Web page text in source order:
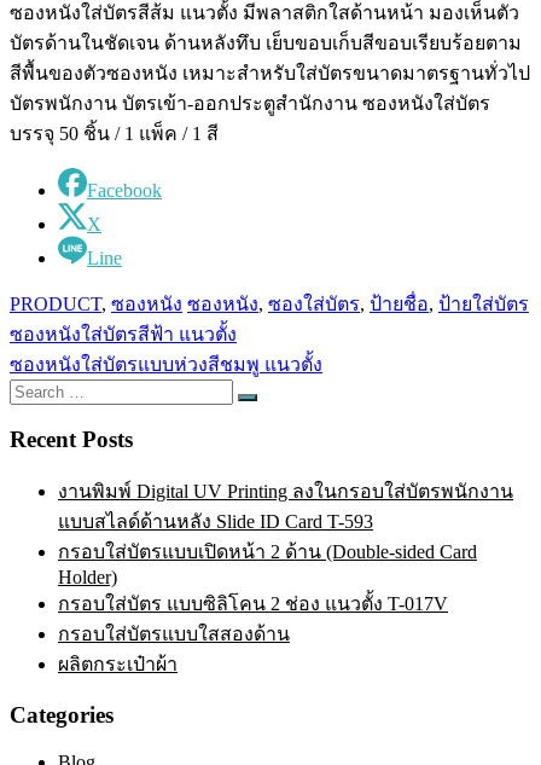
ซองหนังใส่บัตรสีส้ม แนวตั้ง มีพลาสติกใสด้านหน้า มองเห็นตัว
บัตรด้านในชัดเจน ด้านหลังทึบ เย็บขอบเก็บสีขอบเรียบร้อยตาม
สีพื้นของตัวซองหนัง เหมาะสำหรับใส่บัตรขนาดมาตรฐานทั่วไป
บัตรพนักงาน บัตรเข้า-ออกประตูสำนักงาน ซองหนังใส่บัตร
บรรจุ 50 ชิ้น / 1 แพ็ค / 1 สี
Facebook
X
Line
PRODUCT, ซองหนัง ซองหนัง, ซองใส่บัตร, ป้ายชื่อ, ป้ายใส่บัตร
Post
navigation
ซองหนังใส่บัตรสีฟ้า แนวตั้ง
ซองหนังใส่บัตรแบบห่วงสีชมพู แนวตั้ง
Search
for:
Search
Recent Posts
งานพิมพ์ Digital UV Printing ลงในกรอบใส่บัตรพนักงาน
แบบสไลด์ด้านหลัง Slide ID Card T-593
กรอบใส่บัตรแบบเปิดหน้า 2 ด้าน (Double-sided Card
Holder)
กรอบใส่บัตร แบบซิลิโคน 2 ช่อง แนวตั้ง T-017V
กรอบใส่บัตรแบบใสสองด้าน
ผลิตกระเป๋าผ้า
Categories